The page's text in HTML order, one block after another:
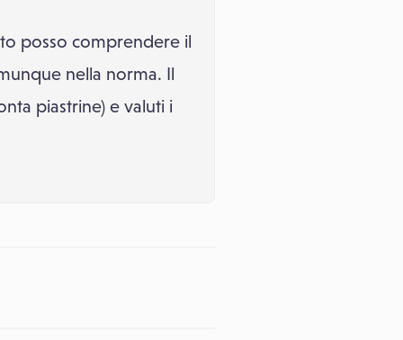
posso comprendere il
nella norma. Il
piastrine) e valuti i